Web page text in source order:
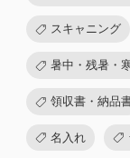
スキャニング
暑中・残暑・
領収書・納品
名入れ